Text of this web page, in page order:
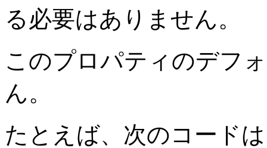
る必要はありません。
このプロパティのデフ
ん。
たとえば、次のコード